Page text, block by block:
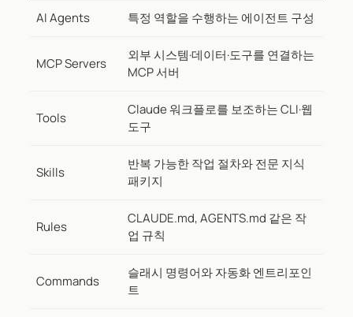
AI Agents 특정 역할을 수행하는 에이전트 구성
MCP Servers
외부 시스템·데이터·도구를 연결하는
MCP 서버
Tools
Claude 워크플로를 보조하는 CLI·웹
도구
Skills
반복 가능한 작업 절차와 전문 지식
패키지
Rules
CLAUDE.md, AGENTS.md 같은 작
업 규칙
Commands
슬래시 명령어와 자동화 엔트리포인
트